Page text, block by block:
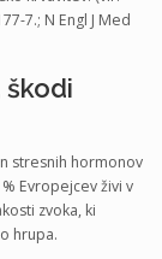
7.; N Engl J Med
škodi
stresnih hormonov
Evropejcev živi v
zvoka, ki
hrupa.